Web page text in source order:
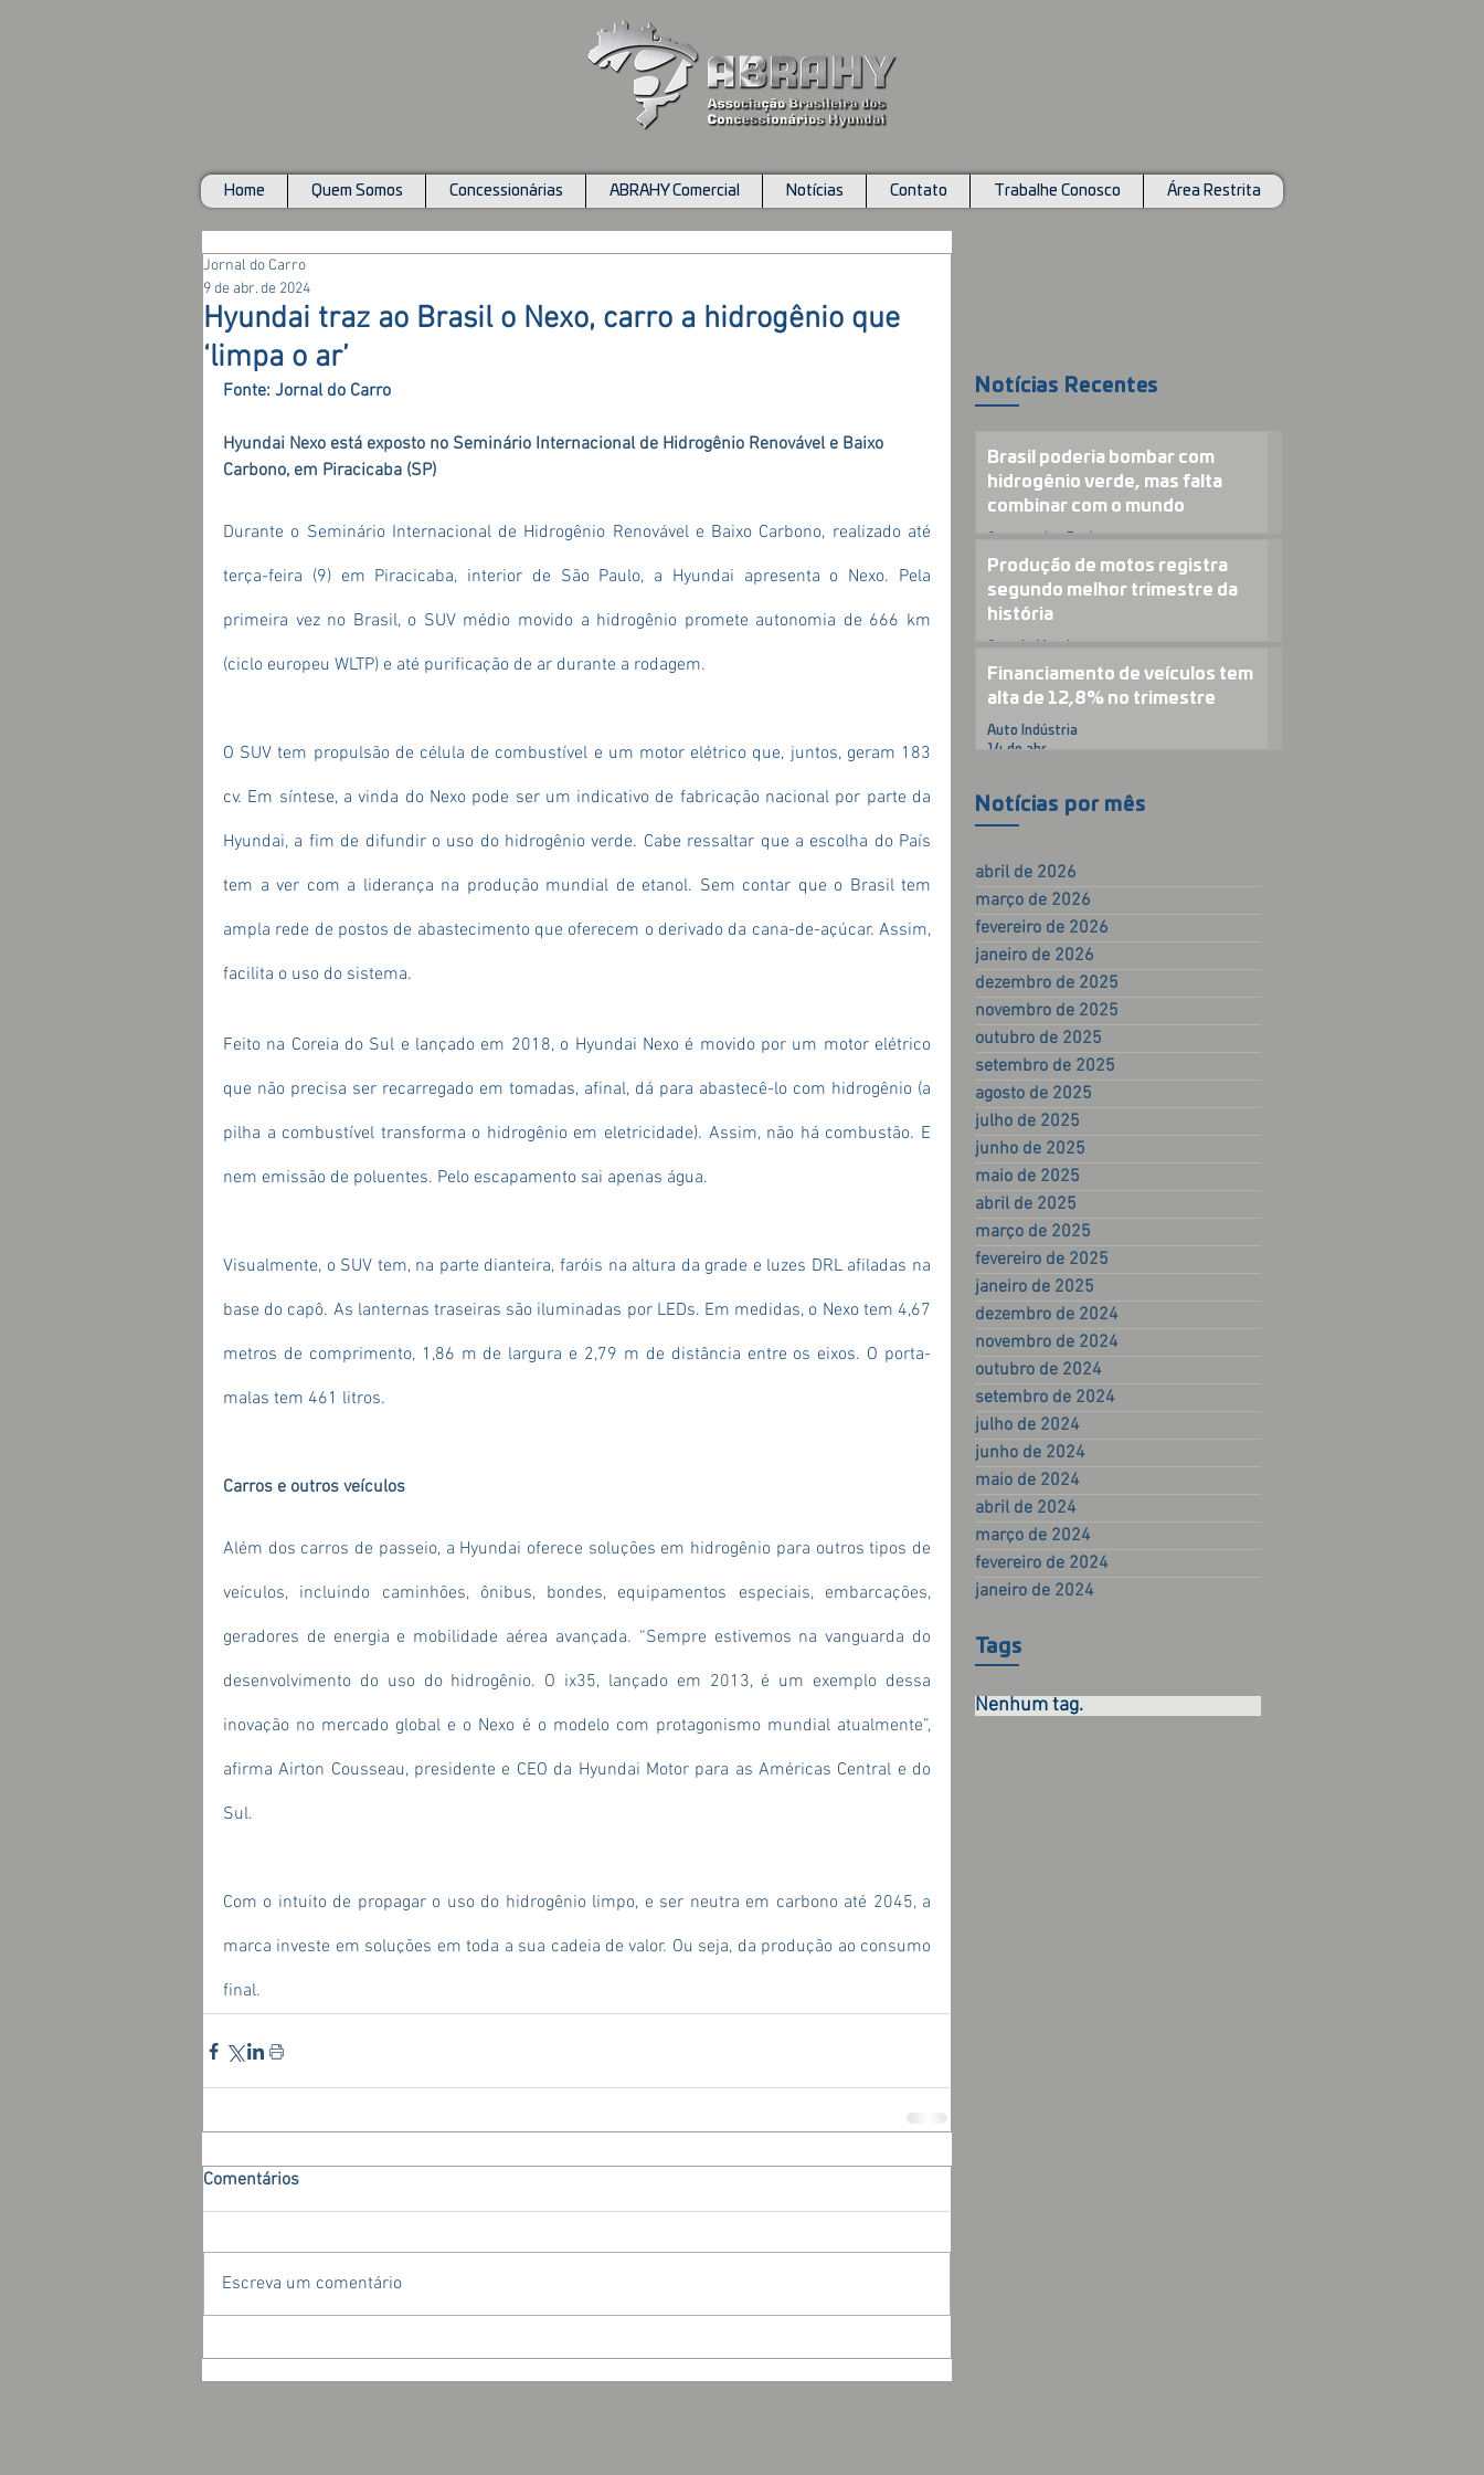
Home Quem Somos Concessionárias ABRAHY Comercial Notícias Contato Trabalhe Conosco Área Restrita
Notícias Recentes
Brasil poderia bombar com
hidrogênio verde, mas falta
combinar com o mundo
23 de abr.
Produção de motos registra
segundo melhor trimestre da
história
15 de abr.
Financiamento de veículos tem
alta de 12,8% no trimestre
Auto Indústria
14 de abr.
Notícias por mês
abril de 2026
março de 2026
fevereiro de 2026
janeiro de 2026
dezembro de 2025
novembro de 2025
outubro de 2025
setembro de 2025
agosto de 2025
julho de 2025
junho de 2025
maio de 2025
abril de 2025
março de 2025
fevereiro de 2025
janeiro de 2025
dezembro de 2024
novembro de 2024
outubro de 2024
setembro de 2024
julho de 2024
junho de 2024
maio de 2024
abril de 2024
março de 2024
fevereiro de 2024
janeiro de 2024
Tags
Nenhum tag.
Hyundai traz ao Brasil o Nexo, carro a hidrogênio que
‘limpa o ar’
Jornal do Carro
9 de abr. de 2024
Fonte: Jornal do Carro
Hyundai Nexo está exposto no Seminário Internacional de Hidrogênio Renovável e Baixo
Carbono, em Piracicaba (SP)
Durante o Seminário Internacional de Hidrogênio Renovável e Baixo Carbono, realizado até
terça-feira (9) em Piracicaba, interior de São Paulo, a Hyundai apresenta o Nexo. Pela
primeira vez no Brasil, o SUV médio movido a hidrogênio promete autonomia de 666 km
(ciclo europeu WLTP) e até purificação de ar durante a rodagem.
O SUV tem propulsão de célula de combustível e um motor elétrico que, juntos, geram 183
cv. Em síntese, a vinda do Nexo pode ser um indicativo de fabricação nacional por parte da
Hyundai, a fim de difundir o uso do hidrogênio verde. Cabe ressaltar que a escolha do País
tem a ver com a liderança na produção mundial de etanol. Sem contar que o Brasil tem
ampla rede de postos de abastecimento que oferecem o derivado da cana-de-açúcar. Assim,
facilita o uso do sistema.
Feito na Coreia do Sul e lançado em 2018, o Hyundai Nexo é movido por um motor elétrico
que não precisa ser recarregado em tomadas, afinal, dá para abastecê-lo com hidrogênio (a
pilha a combustível transforma o hidrogênio em eletricidade). Assim, não há combustão. E
nem emissão de poluentes. Pelo escapamento sai apenas água.
Visualmente, o SUV tem, na parte dianteira, faróis na altura da grade e luzes DRL afiladas na
base do capô. As lanternas traseiras são iluminadas por LEDs. Em medidas, o Nexo tem 4,67
metros de comprimento, 1,86 m de largura e 2,79 m de distância entre os eixos. O porta-
malas tem 461 litros.
Carros e outros veículos
Além dos carros de passeio, a Hyundai oferece soluções em hidrogênio para outros tipos de
veículos, incluindo caminhões, ônibus, bondes, equipamentos especiais, embarcações,
geradores de energia e mobilidade aérea avançada. “Sempre estivemos na vanguarda do
desenvolvimento do uso do hidrogênio. O ix35, lançado em 2013, é um exemplo dessa
inovação no mercado global e o Nexo é o modelo com protagonismo mundial atualmente”,
afirma Airton Cousseau, presidente e CEO da Hyundai Motor para as Américas Central e do
Sul.
Com o intuito de propagar o uso do hidrogênio limpo, e ser neutra em carbono até 2045, a
marca investe em soluções em toda a sua cadeia de valor. Ou seja, da produção ao consumo
final.
Comentários
Escreva um comentário